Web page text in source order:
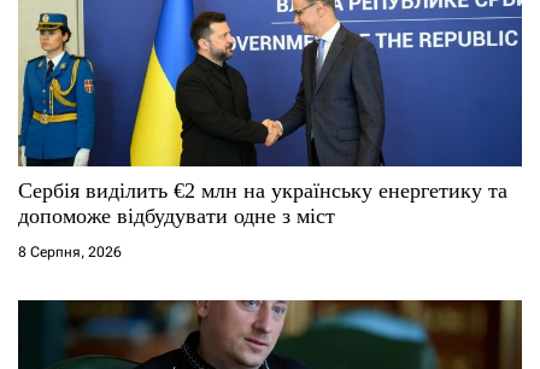
Сербія виділить €2 млн на українську енергетику та
допоможе відбудувати одне з міст
8 Серпня, 2026